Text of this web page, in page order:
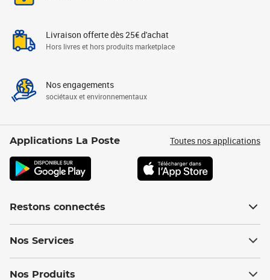
Livraison offerte dès 25€ d'achat
Hors livres et hors produits marketplace
Nos engagements
sociétaux et environnementaux
Applications La Poste Toutes nos applications
Restons connectés
Nos Services
Nos Produits